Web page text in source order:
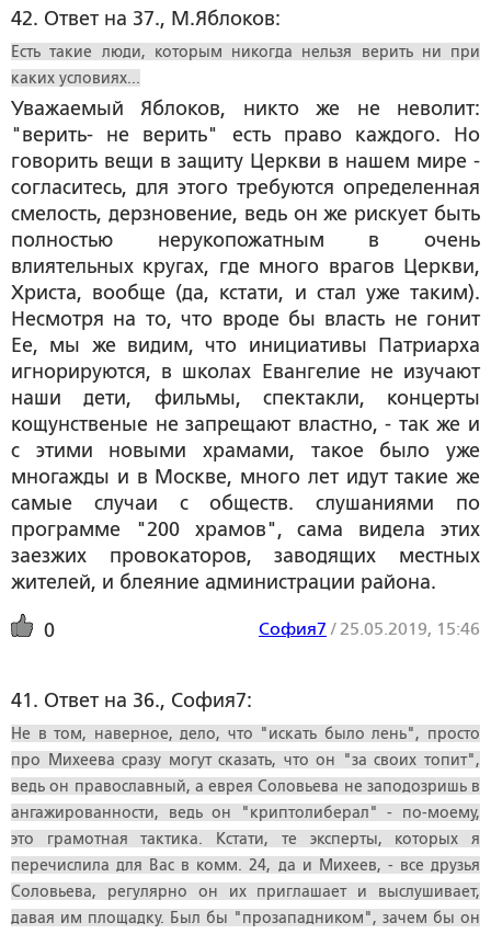
42. Ответ на 37., М.Яблоков:
Есть такие люди, которым никогда нельзя верить ни при
каких условиях...
Уважаемый Яблоков, никто же не неволит:
"верить- не верить" есть право каждого. Но
говорить вещи в защиту Церкви в нашем мире -
согласитесь, для этого требуются определенная
смелость, дерзновение, ведь он же рискует быть
полностью нерукопожатным в очень
влиятельных кругах, где много врагов Церкви,
Христа, вообще (да, кстати, и стал уже таким).
Несмотря на то, что вроде бы власть не гонит
Ее, мы же видим, что инициативы Патриарха
игнорируются, в школах Евангелие не изучают
наши дети, фильмы, спектакли, концерты
кощунственые не запрещают властно, - так же и
с этими новыми храмами, такое было уже
многажды и в Москве, много лет идут такие же
самые случаи с обществ. слушаниями по
программе "200 храмов", сама видела этих
заезжих провокаторов, заводящих местных
жителей, и блеяние администрации района.
0 София7 / 25.05.2019, 15:46
41. Ответ на 36., София7:
Не в том, наверное, дело, что "искать было лень", просто
про Михеева сразу могут сказать, что он "за своих топит",
ведь он православный, а еврея Соловьева не заподозришь в
ангажированности, ведь он "криптолиберал" - по-моему,
это грамотная тактика. Кстати, те эксперты, которых я
перечислила для Вас в комм. 24, да и Михеев, - все друзья
Соловьева, регулярно он их приглашает и выслушивает,
давая им площадку. Был бы "прозападником", зачем бы он